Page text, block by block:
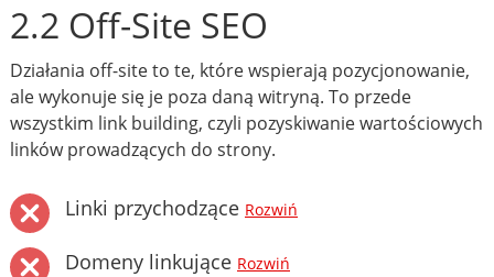
2.2 Off-Site SEO
Działania off-site to te, które wspierają pozycjonowanie,
ale wykonuje się je poza daną witryną. To przede
wszystkim link building, czyli pozyskiwanie wartościowych
linków prowadzących do strony.
Linki przychodzące Rozwiń
Domeny linkujące Rozwiń